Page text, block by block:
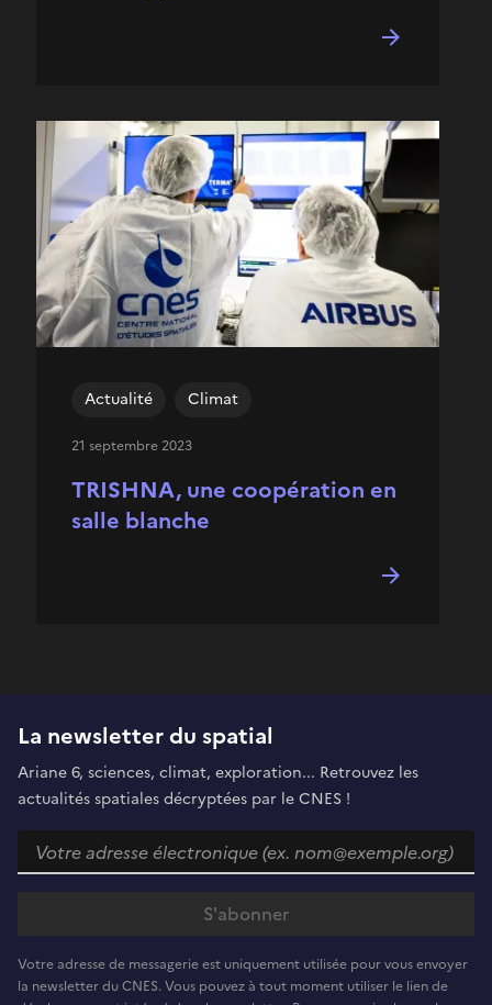
TRISHNA, une coopération en
salle blanche
Actualité Climat
21 septembre 2023
La newsletter du spatial
Ariane 6, sciences, climat, exploration... Retrouvez les
actualités spatiales décryptées par le CNES !
Votre adresse de messagerie est uniquement utilisée pour vous envoyer
la newsletter du CNES. Vous pouvez à tout moment utiliser le lien de